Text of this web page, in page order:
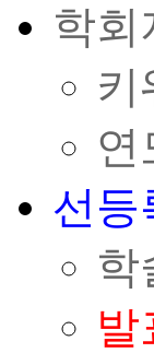
학회
키
연
선등
학
발